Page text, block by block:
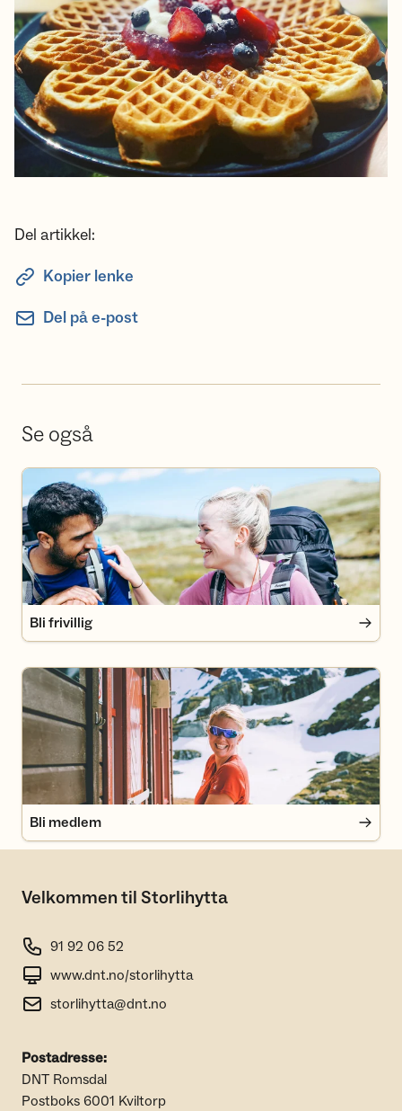
Del artikkel:
Kopier lenke
Del på e-post
Se også
Bli frivillig
Bli frivillig
Bli medlem
Bli medlem
Velkommen til Storlihytta
91 92 06 52
www.dnt.no/storlihytta
storlihytta@dnt.no
Postadresse:
DNT Romsdal
Postboks 6001 Kviltorp